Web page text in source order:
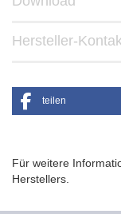
Hersteller-
teilen
Für weitere
Herstellers.